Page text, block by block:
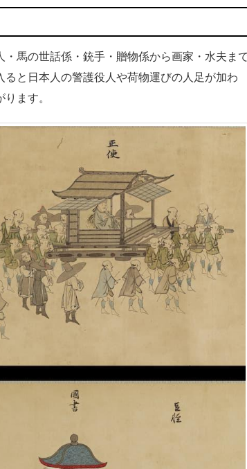
馬の世話係・銃手・贈物係から画家・水夫ま
と日本人の警護役人や荷物運びの人足が加わ
ます。